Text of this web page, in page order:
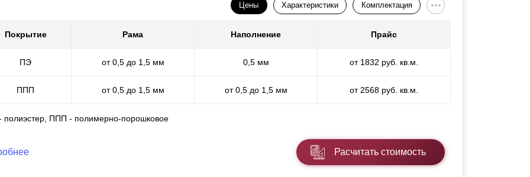
Цены Характеристики Комплектация
Покрытие Рама Наполнение Прайс
ПЭ от 0,5 до 1,5 мм 0,5 мм от 1832 руб. кв.м.
ППП от 0,5 до 1,5 мм от 0,5 до 1,5 мм от 2568 руб. кв.м.
полиэстер, ППП - полимерно-порошковое
Расчитать стоимость